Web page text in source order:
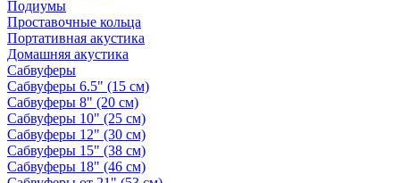
Подиумы
Проставочные кольца
Портативная акустика
Домашняя акустика
Сабвуферы
Сабвуферы 6.5" (15 см)
Сабвуферы 8" (20 см)
Сабвуферы 10" (25 см)
Сабвуферы 12" (30 см)
Сабвуферы 15" (38 см)
Сабвуферы 18" (46 см)